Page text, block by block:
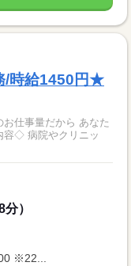
/時給1450円★
仕事量だから あなた
）
※22...